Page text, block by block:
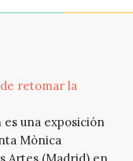
retomar la
es una exposición
Mònica
Artes (Madrid) en